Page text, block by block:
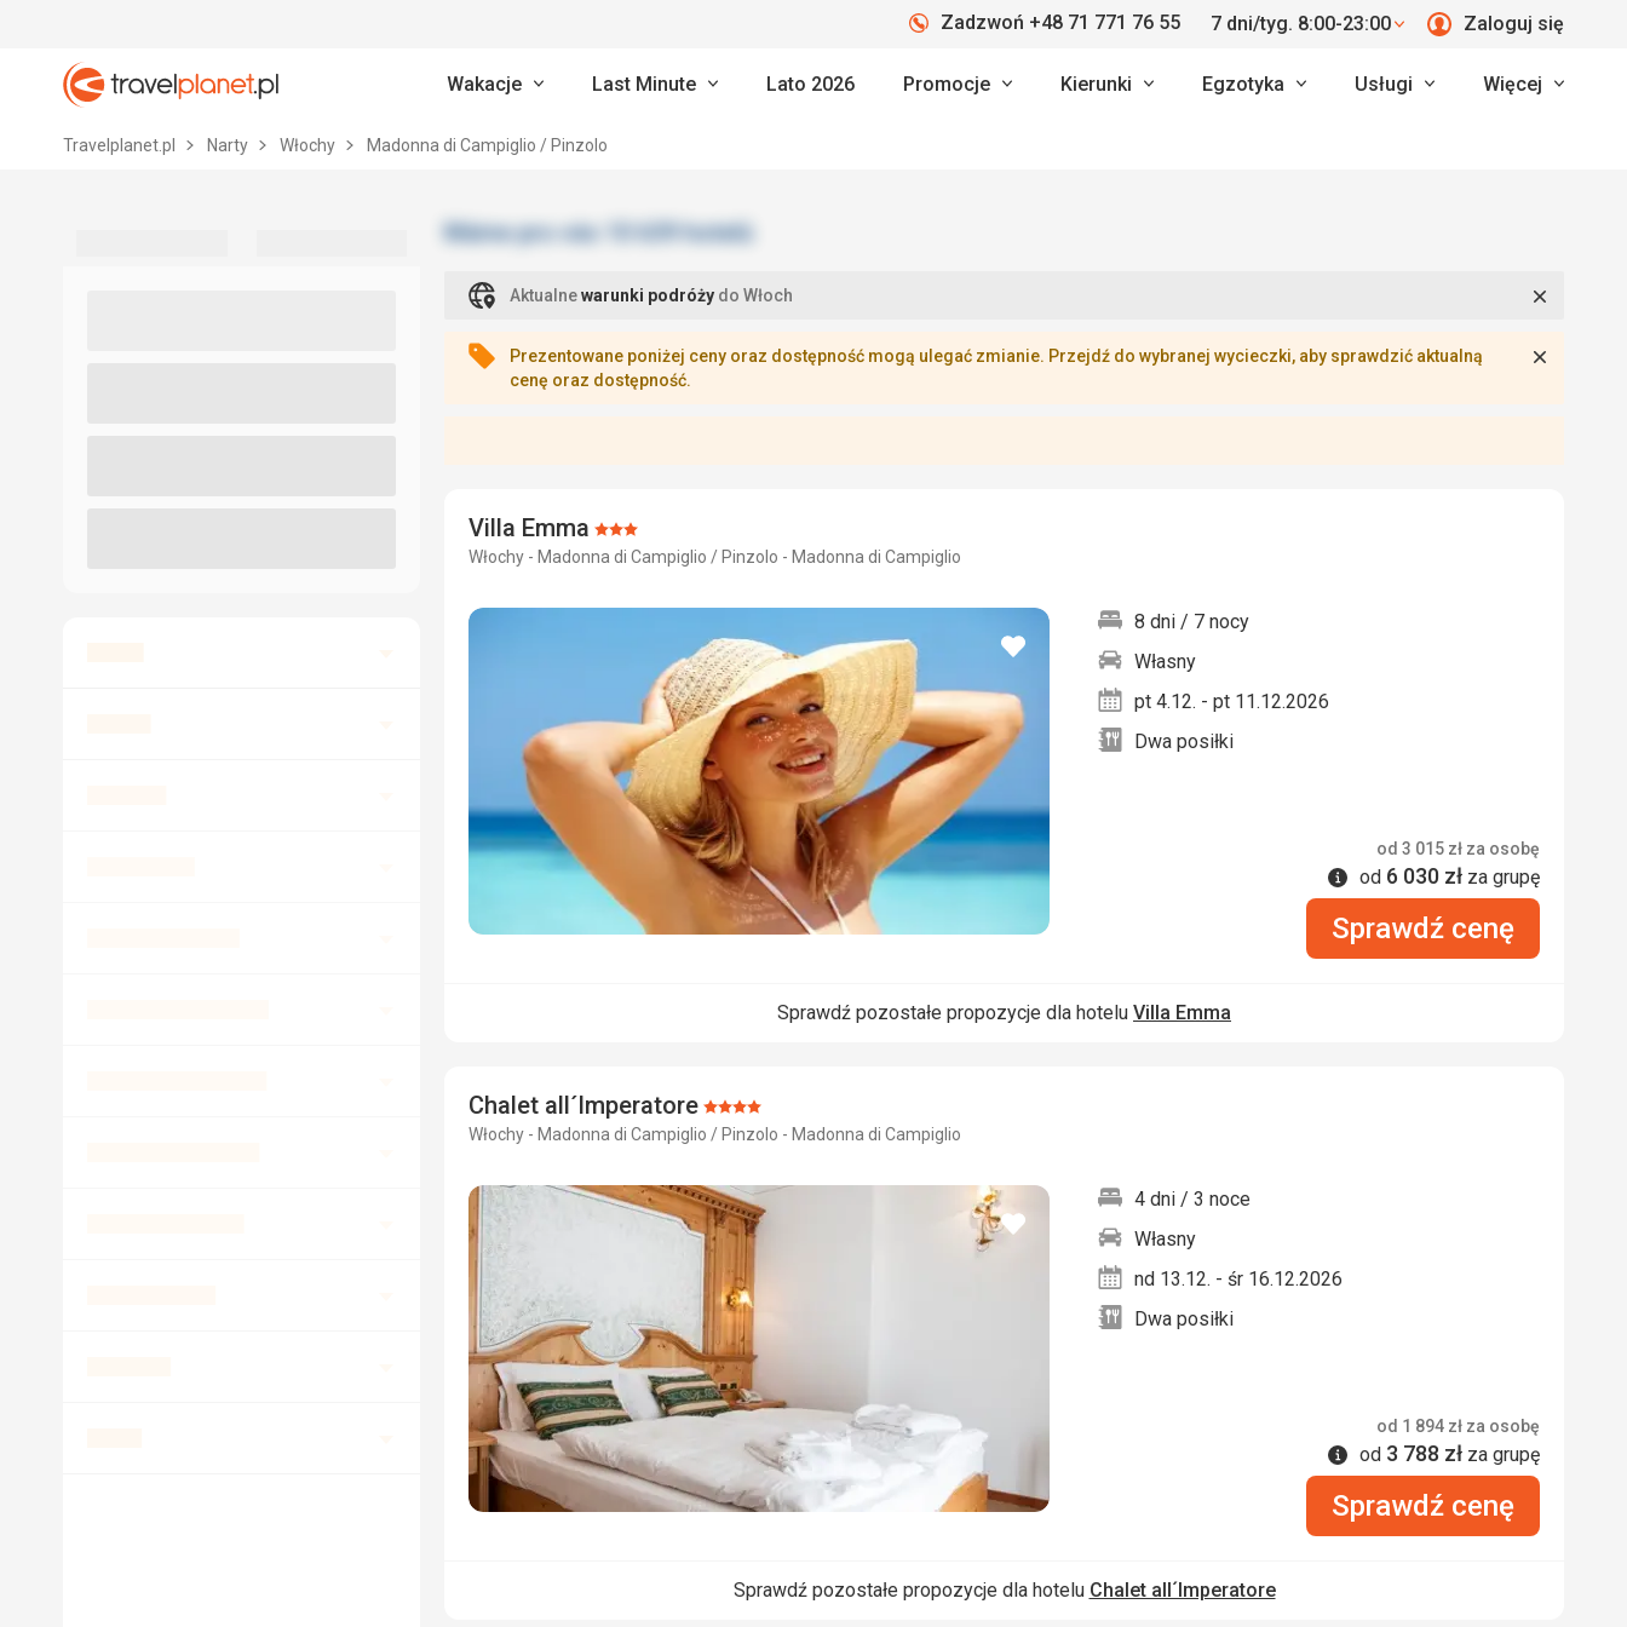
Travelplanet.pl
Zadzwoń +48 71 771 76 55 7 dni/tyg. 8:00-23:00 Zaloguj się
Wakacje Last Minute Lato 2026 Promocje Kierunki Egzotyka Usługi Więcej
Travelplanet.pl Narty Włochy Madonna di Campiglio / Pinzolo
Aktualnewarunki podróży do Włoch
Prezentowane poniżej ceny oraz dostępność mogą ulegać zmianie. Przejdź do wybranej wycieczki, aby sprawdzić aktualną
cenę oraz dostępność.
Villa Emma Ocena:
3/5
Włochy - Madonna di Campiglio / Pinzolo - Madonna di Campiglio
dodaj
8 dni / 7 nocy
Własny
pt 4.12. - pt 11.12.2026
Dwa posiłki
od 3 015 zł za osobę
Informacje
od 6 030 zł za grupę
Sprawdź cenę
Sprawdź pozostałe propozycje dla hotelu Villa Emma
Chalet all´Imperatore Ocena:
4/5
Włochy - Madonna di Campiglio / Pinzolo - Madonna di Campiglio
dodaj
4 dni / 3 noce
Własny
nd 13.12. - śr 16.12.2026
Dwa posiłki
od 1 894 zł za osobę
Informacje
od 3 788 zł za grupę
Sprawdź cenę
Sprawdź pozostałe propozycje dla hotelu Chalet all´Imperatore